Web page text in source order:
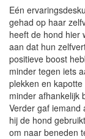
Eén
gehad op haar
heeft de hond hier
aan dat hun
positieve boost
minder tegen iets
plekken en
minder afhankelijk
Verder gaf iemand
hij de hond
om naar beneden